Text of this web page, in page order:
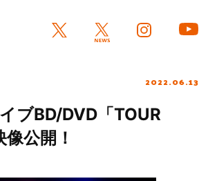
2022.06.13
ブBD/DVD「TOUR
公開！